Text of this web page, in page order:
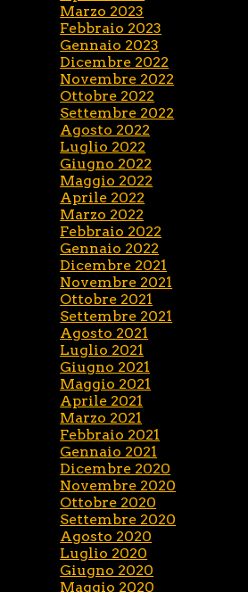
Marzo 2023
Febbraio 2023
Gennaio 2023
Dicembre 2022
Novembre 2022
Ottobre 2022
Settembre 2022
Agosto 2022
Luglio 2022
Giugno 2022
Maggio 2022
Aprile 2022
Marzo 2022
Febbraio 2022
Gennaio 2022
Dicembre 2021
Novembre 2021
Ottobre 2021
Settembre 2021
Agosto 2021
Luglio 2021
Giugno 2021
Maggio 2021
Aprile 2021
Marzo 2021
Febbraio 2021
Gennaio 2021
Dicembre 2020
Novembre 2020
Ottobre 2020
Settembre 2020
Agosto 2020
Luglio 2020
Giugno 2020
Maggio 2020